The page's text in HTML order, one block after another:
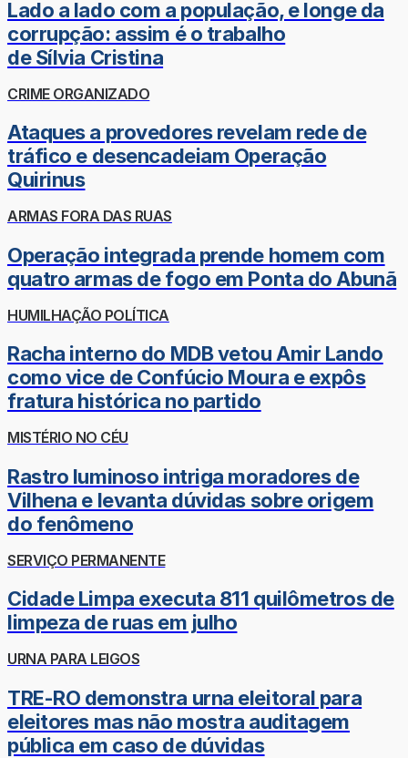
Lado a lado com a população, e longe da
corrupção: assim é o trabalho
de Sílvia Cristina
CRIME ORGANIZADO
Ataques a provedores revelam rede de
tráfico e desencadeiam Operação
Quirinus
ARMAS FORA DAS RUAS
Operação integrada prende homem com
quatro armas de fogo em Ponta do Abunã
HUMILHAÇÃO POLÍTICA
Racha interno do MDB vetou Amir Lando
como vice de Confúcio Moura e expôs
fratura histórica no partido
MISTÉRIO NO CÉU
Rastro luminoso intriga moradores de
Vilhena e levanta dúvidas sobre origem
do fenômeno
SERVIÇO PERMANENTE
Cidade Limpa executa 811 quilômetros de
limpeza de ruas em julho
URNA PARA LEIGOS
TRE-RO demonstra urna eleitoral para
eleitores mas não mostra auditagem
pública em caso de dúvidas